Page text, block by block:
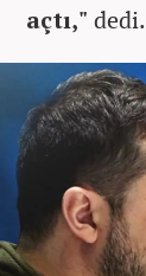
açtı," dedi.